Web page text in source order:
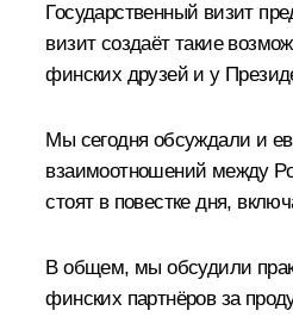
Государственный визит
визит создаёт такие
финских друзей и у
Мы сегодня обсуждали и
взаимоотношений между
стоят в повестке дня,
В общем, мы обсудили
финских партнёров за